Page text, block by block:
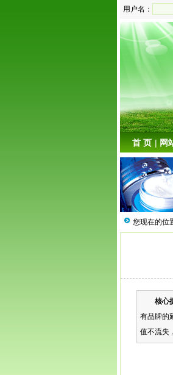
用户名：
首 页 | 网
您现在的位
核心提
有品牌的
值不流失